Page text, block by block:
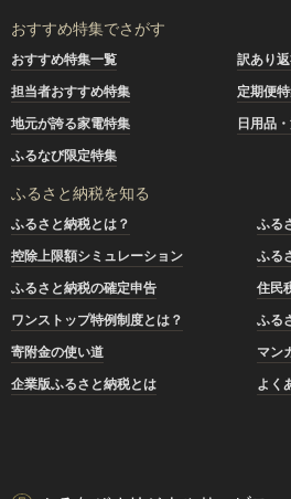
おすすめ特集でさがす
おすすめ特集一覧
訳あり
担当者おすすめ特集
定期便
地元が誇る家電特集
日用品
ふるなび限定特集
ふるさと納税を知る
ふるさと納税とは？
ふる
控除上限額シミュレーション
ふる
ふるさと納税の確定申告
住民
ワンストップ特例制度とは？
ふる
寄附金の使い道
マン
企業版ふるさと納税とは
よく